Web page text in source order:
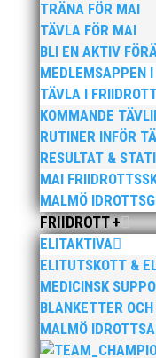
TRÄNA FÖR MAI
TÄVLA FÖR MAI
BLI EN AKTIV
MEDLEMSAPPEN
TÄVLA I
KOMMANDE
RUTINER INFÖR
RESULTAT &
MAI
MALMÖ
FRIIDROTT +
ELITAKTIVA
ELITUTSKOTT &
MEDICINSK
BLANKETTER
MALMÖ
Klass M65
1 Lars Erik
2 Magnus
Klass M70
1 Bengt Adolfsson
Kula
Klass M50
2 Jörgen Lindholm
Klass M70
1 Bengt Adolfsson
Klass M75
2 Karoly Doby 9,74